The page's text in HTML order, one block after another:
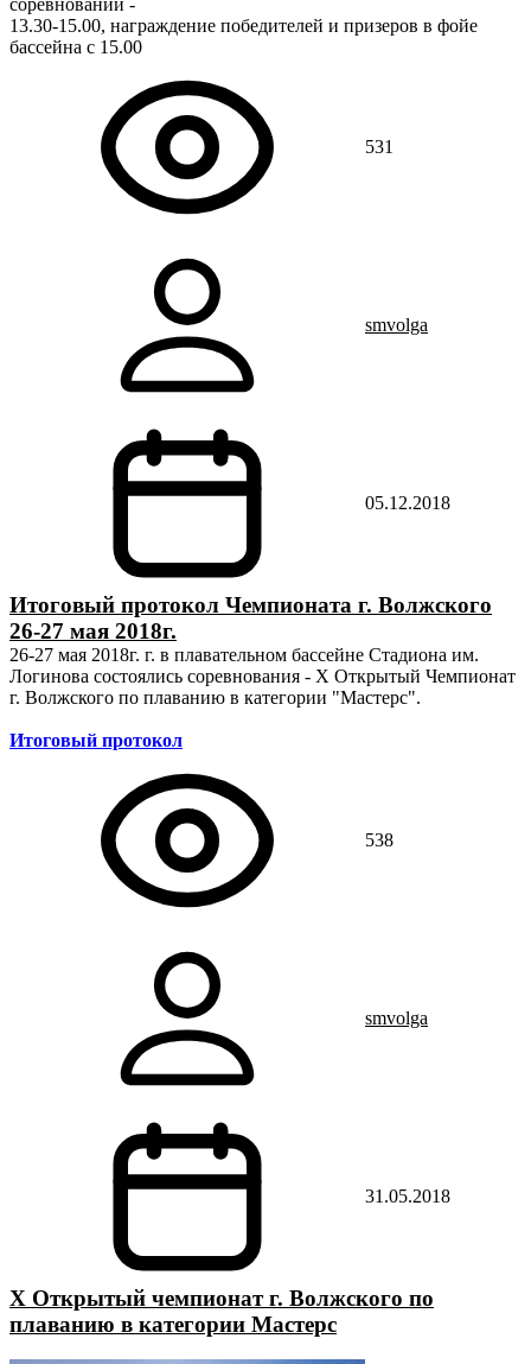
13.30-15.00, награждение победителей и призеров в фойе
бассейна с 15.00
531
smvolga
05.12.2018
Итоговый протокол Чемпионата г. Волжского
26-27 мая 2018г.
26-27 мая 2018г. г. в плавательном бассейне Стадиона им.
Логинова состоялись соревнования - Х Открытый Чемпионат
г. Волжского по плаванию в категории "Мастерс".
Итоговый протокол
538
smvolga
31.05.2018
X Открытый чемпионат г. Волжского по
плаванию в категории Мастерс